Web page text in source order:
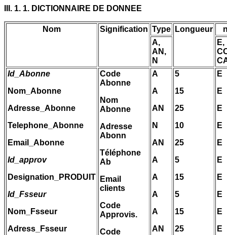
III. 1. 1. DICTIONNAIRE DE DONNEE
Nom Signification Type Longueur
A,
AN,
N
E,
Id_Abonne
Nom_Abonne
Adresse_Abonne
Telephone_Abonne
Email_Abonne
Id_approv
Designation_PRODUIT
Id_Fsseur
Nom_Fsseur
Adress_Fsseur
Code
Abonne
Nom
Abonne
Adresse
Abonn
Téléphone
Ab
Email
clients
Code
Approvis.
Code
A
A
AN
N
AN
A
A
A
A
AN
5
15
25
10
25
5
15
5
15
25
E
E
E
E
E
E
E
E
E
E